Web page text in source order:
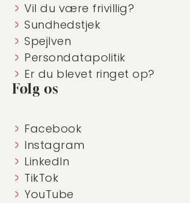
Vil du være frivillig?
Sundhedstjek
Spejlven
Persondatapolitik
Er du blevet ringet op?
Følg os
Facebook
Instagram
LinkedIn
TikTok
YouTube